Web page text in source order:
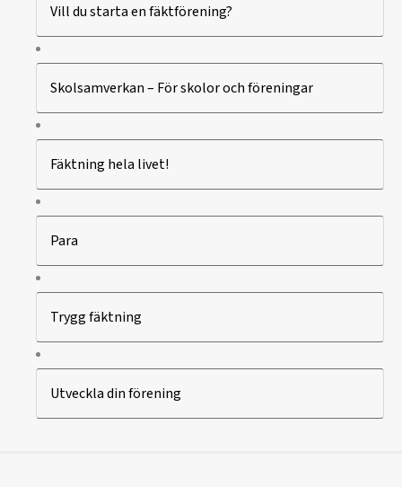
Vill du starta en fäktförening?
Skolsamverkan – För skolor och föreningar
Fäktning hela livet!
Para
Trygg fäktning
Utveckla din förening